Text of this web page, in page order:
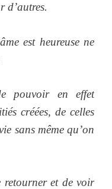
d’autres.
est heureuse ne
pouvoir en effet
créées, de celles
sans même qu’on
retourner et de voir